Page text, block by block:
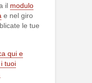
il modulo
e nel giro
le tue
qui e
tuoi